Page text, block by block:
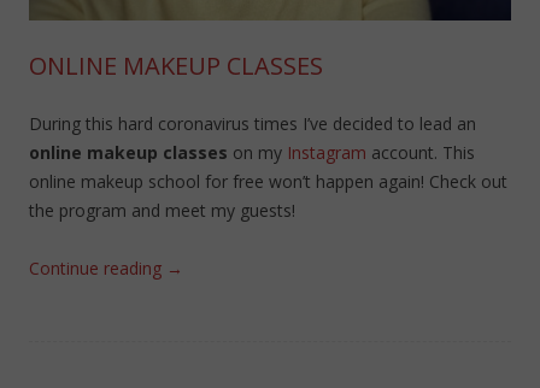
ONLINE MAKEUP CLASSES
During this hard coronavirus times I’ve decided to lead an
online makeup classes on my Instagram account. This
online makeup school for free won’t happen again! Check out
the program and meet my guests!
Continue reading →